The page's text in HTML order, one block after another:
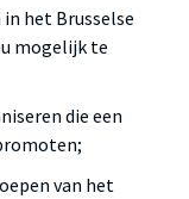
het Brusselse
mogelijk te
die een
van het